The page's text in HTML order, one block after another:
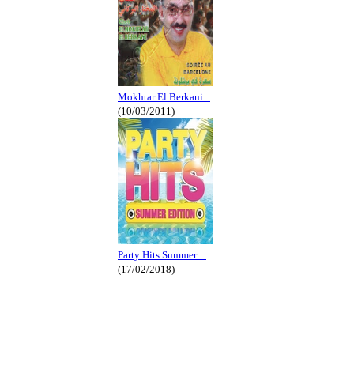
Mokhtar El Berkani...
(10/03/2011)
Party Hits Summer ...
(17/02/2018)